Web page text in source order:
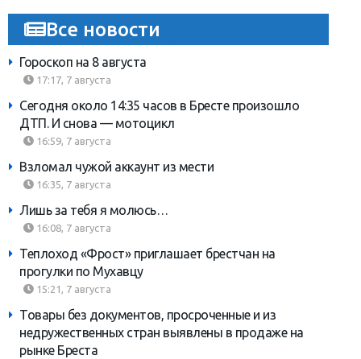
Все новости
Гороскоп на 8 августа
17:17, 7 августа
Сегодня около 14:35 часов в Бресте произошло
ДТП. И снова — мотоцикл
16:59, 7 августа
Взломал чужой аккаунт из мести
16:35, 7 августа
Лишь за тебя я молюсь…
16:08, 7 августа
Теплоход «Фрост» приглашает брестчан на
прогулки по Мухавцу
15:21, 7 августа
Товары без документов, просроченные и из
недружественных стран выявлены в продаже на
рынке Бреста